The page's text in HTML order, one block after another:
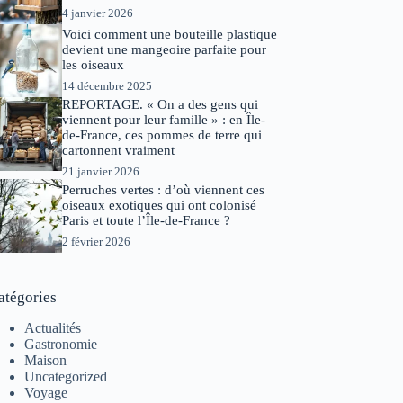
4 janvier 2026
Voici comment une bouteille plastique
devient une mangeoire parfaite pour
les oiseaux
14 décembre 2025
REPORTAGE. « On a des gens qui
viennent pour leur famille » : en Île-
de-France, ces pommes de terre qui
cartonnent vraiment
21 janvier 2026
Perruches vertes : d’où viennent ces
oiseaux exotiques qui ont colonisé
Paris et toute l’Île-de-France ?
2 février 2026
Actualités
Gastronomie
Maison
Uncategorized
Voyage